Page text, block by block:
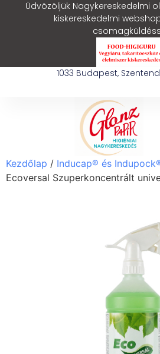
Üdvözöljük Nagykereskedelmi
kiskereskedelmi
1033 Budapest,
Kezdőlap / Inducap® és
Ecoversal Szuperkoncentrált